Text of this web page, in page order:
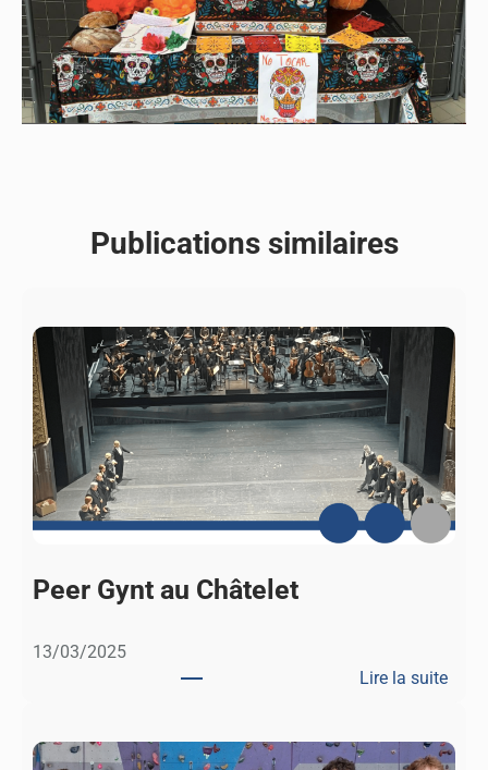
Publications similaires
Peer Gynt au Châtelet
13/03/2025
Lire la suite
e